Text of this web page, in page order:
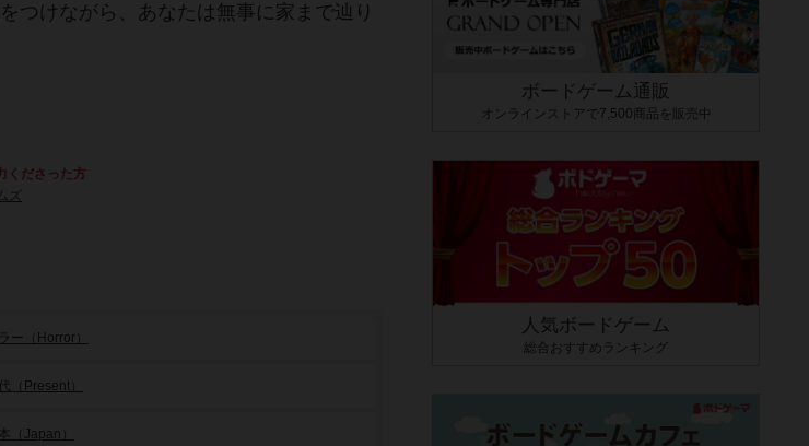
つけながら、あなたは無事に家まで辿り
くださった方
ズ
ー（Horror）
（Present）
本（Japan）
ボードゲーム通販
オンラインストアで7,500商品を販売中
人気ボードゲーム
総合おすすめランキング